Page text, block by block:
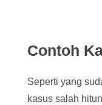
Contoh
Seperti yang
kasus salah